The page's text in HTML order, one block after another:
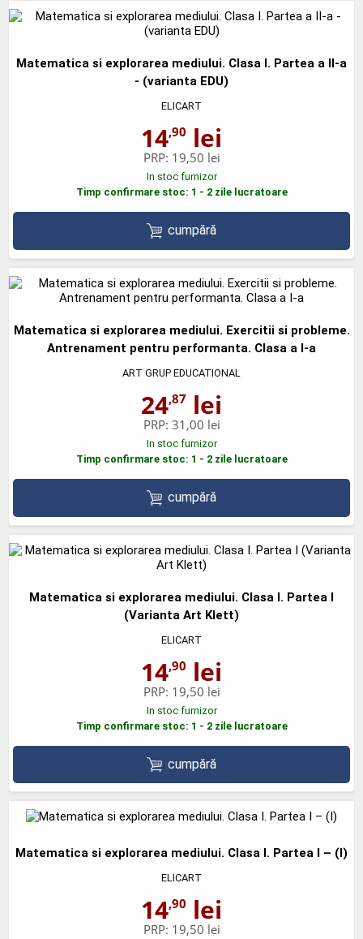
Matematica si explorarea mediului. Clasa I. Partea a II-a
- (varianta EDU)
ELICART
14,90 lei
PRP: 19,50 lei
In stoc furnizor
Timp confirmare stoc: 1 - 2 zile lucratoare
cumpără
Matematica si explorarea mediului. Exercitii si probleme.
Antrenament pentru performanta. Clasa a I-a
ART GRUP EDUCATIONAL
24,87 lei
PRP: 31,00 lei
In stoc furnizor
Timp confirmare stoc: 1 - 2 zile lucratoare
cumpără
Matematica si explorarea mediului. Clasa I. Partea I
(Varianta Art Klett)
ELICART
14,90 lei
PRP: 19,50 lei
In stoc furnizor
Timp confirmare stoc: 1 - 2 zile lucratoare
cumpără
Matematica si explorarea mediului. Clasa I. Partea I – (I)
ELICART
14,90 lei
PRP: 19,50 lei